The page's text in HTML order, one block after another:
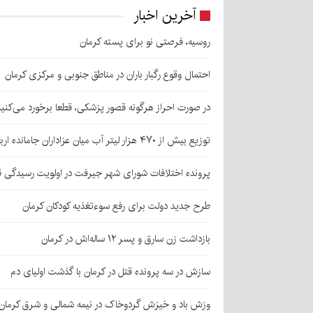
آخرین اخبار
روسیه، فرصتی نو برای پسته کرمان
احتمال وقوع رگبار باران در مناطق جنوبی و مرکزی کرمان
در صورت احراز هرگونه قصور پزشکی، قطعا برخورد
توزیع بیش از ۴۷۰ هزار لیتر آب میان عزاداران جامانده اربعین در کرمان
پرونده اختلافات شورای شهر جیرفت در اولویت
طرح جدید دولت برای رفع سوءتغذیه کودکان کرمان
بازداشت زن سارق و پسر ۱۲ ساله‌اش در کرمان
سازش در سه پرونده قتل در کرمان با گذشت اولیای دم
وزش باد و خیزش گردوخاک در نیمه شمالی و شرق